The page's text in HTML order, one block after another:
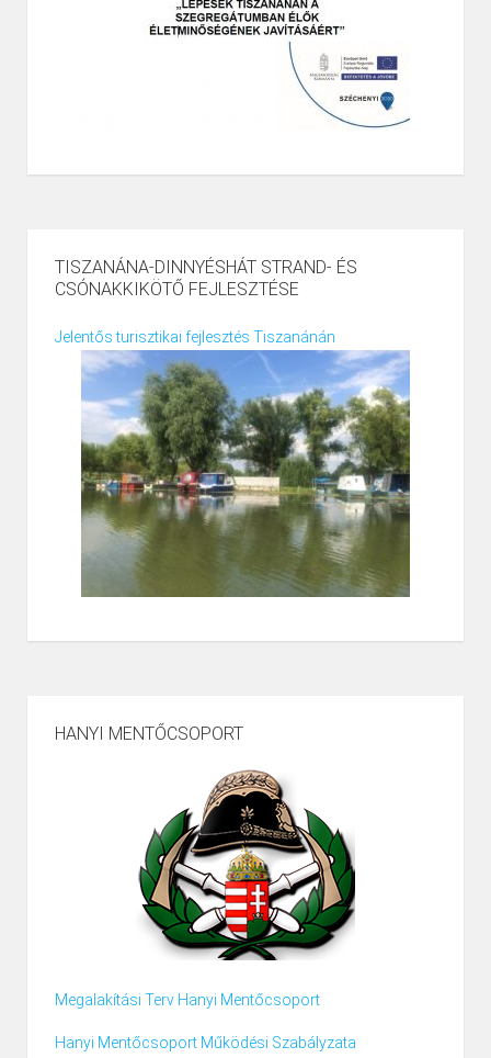
TISZANÁNA-DINNYÉSHÁT STRAND- ÉS
CSÓNAKKIKÖTŐ FEJLESZTÉSE
Jelentős turisztikai fejlesztés Tiszanánán
HANYI MENTŐCSOPORT
Megalakítási Terv Hanyi Mentőcsoport
Hanyi Mentőcsoport Működési Szabályzata